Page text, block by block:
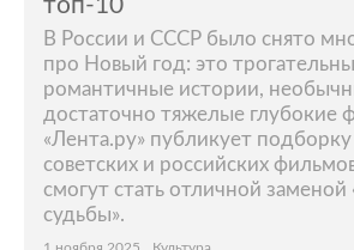
топ-10
В России и СССР было снято
про Новый год: это
романтичные истории,
достаточно тяжелые глубокие
«Лента.ру» публикует
советских и российских
смогут стать отличной
судьбы».